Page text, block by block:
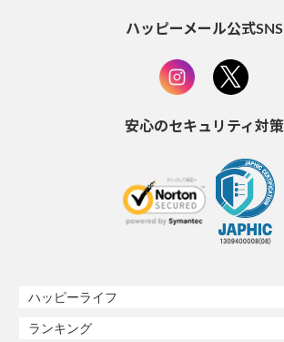
ハッピーメール公式SNS
安心のセキュリティ対策
ハッピーライフ
ランキング